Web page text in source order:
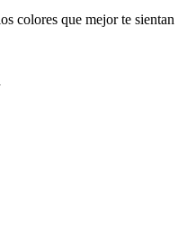
colores que mejor te sientan